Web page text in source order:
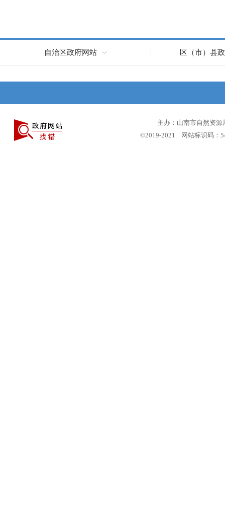
自治区政府网站 区（市）县
主办：山南市自然资
©2019-2021 网站标识码：